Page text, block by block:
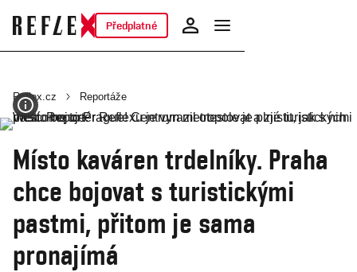
Předplatné
Reflex.cz Reportáže
Místo kaváren trdelníky. Praha
chce bojovat s turistickými
pastmi, přitom je sama
pronajímá